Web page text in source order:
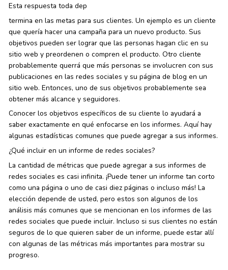
Esta respuesta toda dep
termina en las metas para sus clientes. Un ejemplo es un cliente
que quería hacer una campaña para un nuevo producto. Sus
objetivos pueden ser lograr que las personas hagan clic en su
sitio web y preordenen o compren el producto. Otro cliente
probablemente querrá que más personas se involucren con sus
publicaciones en las redes sociales y su página de blog en un
sitio web. Entonces, uno de sus objetivos probablemente sea
obtener más alcance y seguidores.
Conocer los objetivos específicos de su cliente lo ayudará a
saber exactamente en qué enfocarse en los informes. Aquí hay
algunas estadísticas comunes que puede agregar a sus informes.
¿Qué incluir en un informe de redes sociales?
La cantidad de métricas que puede agregar a sus informes de
redes sociales es casi infinita. ¡Puede tener un informe tan corto
como una página o uno de casi diez páginas o incluso más! La
elección depende de usted, pero estos son algunos de los
análisis más comunes que se mencionan en los informes de las
redes sociales que puede incluir. Incluso si sus clientes no están
seguros de lo que quieren saber de un informe, puede estar allí
con algunas de las métricas más importantes para mostrar su
progreso.